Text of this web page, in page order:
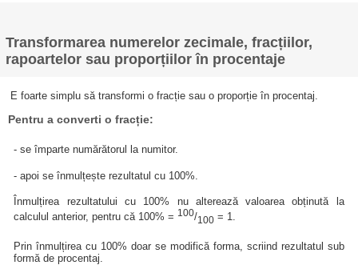
Transformarea numerelor zecimale, fracțiilor,
rapoartelor sau proporțiilor în procentaje
E foarte simplu să transformi o fracție sau o proporție în procentaj.
Pentru a converti o fracție:
- se împarte numărătorul la numitor.
- apoi se înmulțește rezultatul cu 100%.
Înmulțirea rezultatului cu 100% nu alterează valoarea obținută la
calculul anterior, pentru că 100% = 100/100 = 1.
Prin înmulțirea cu 100% doar se modifică forma, scriind rezultatul sub
formă de procentaj.